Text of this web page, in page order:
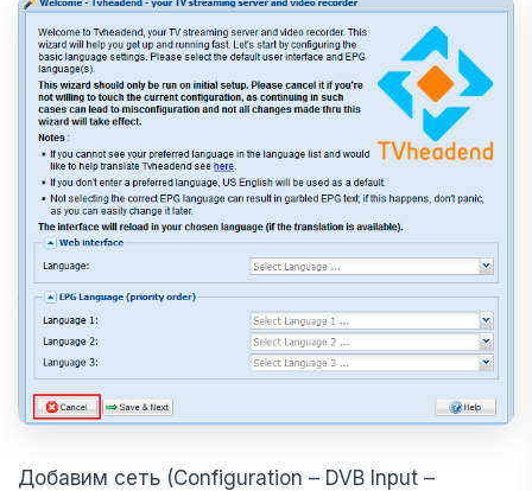
Добавим сеть (Configuration – DVB Input –